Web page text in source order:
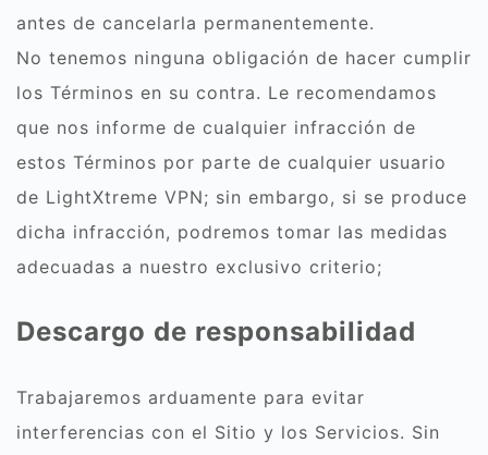
antes de cancelarla permanentemente.
No tenemos ninguna obligación de hacer cumplir
los Términos en su contra. Le recomendamos
que nos informe de cualquier infracción de
estos Términos por parte de cualquier usuario
de LightXtreme VPN; sin embargo, si se produce
dicha infracción, podremos tomar las medidas
adecuadas a nuestro exclusivo criterio;
Descargo de responsabilidad
Trabajaremos arduamente para evitar
interferencias con el Sitio y los Servicios. Sin